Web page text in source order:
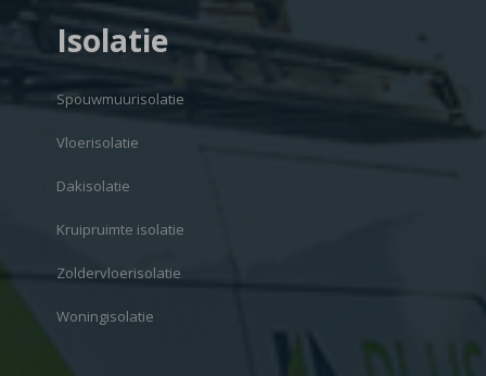
Isolatie
Spouwmuurisolatie
Vloerisolatie
Dakisolatie
Kruipruimte isolatie
Zoldervloerisolatie
Woningisolatie